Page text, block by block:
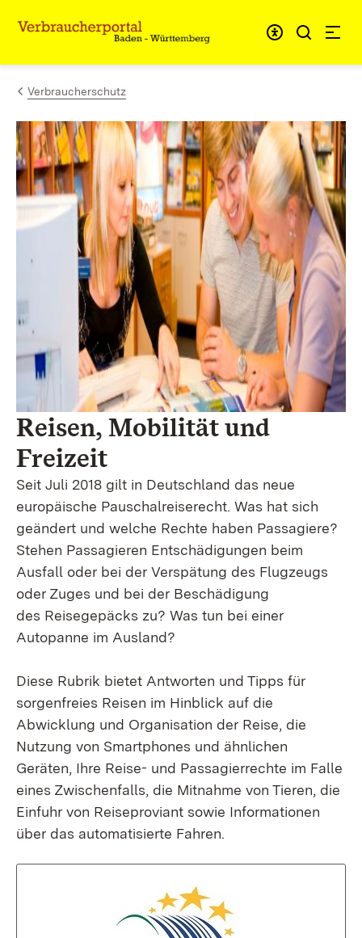
Zum Inhalt springen
Link zur Startseite
Verbraucherschutz
Reisen, Mobilität und
Freizeit
Seit Juli 2018 gilt in Deutschland das neue
europäische Pauschalreiserecht. Was hat sich
geändert und welche Rechte haben Passagiere?
Stehen Passagieren Entschädigungen beim
Ausfall oder bei der Verspätung des Flugzeugs
oder Zuges und bei der Beschädigung
des Reisegepäcks zu? Was tun bei einer
Autopanne im Ausland?
Diese Rubrik bietet Antworten und Tipps für
sorgenfreies Reisen im Hinblick auf die
Abwicklung und Organisation der Reise, die
Nutzung von Smartphones und ähnlichen
Geräten, Ihre Reise- und Passagierrechte im Falle
eines Zwischenfalls, die Mitnahme von Tieren, die
Einfuhr von Reiseproviant sowie Informationen
über das automatisierte Fahren.